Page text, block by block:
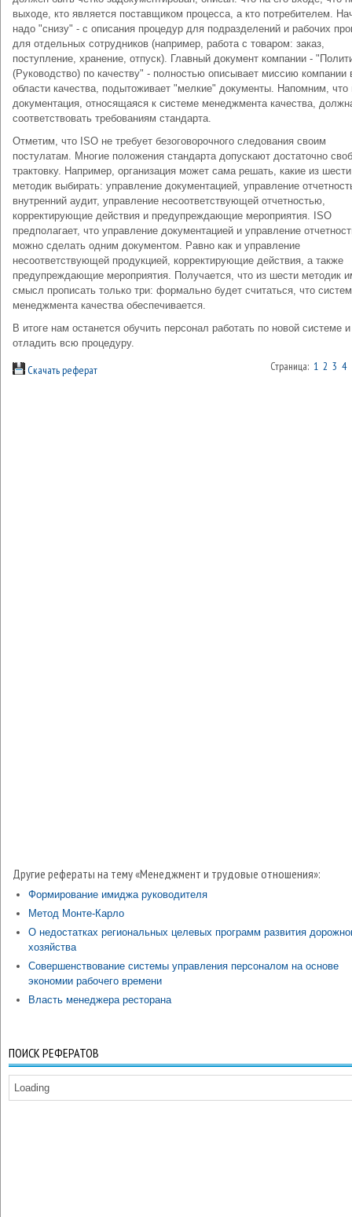
выходе, кто является поставщиком процесса, а кто потребителем.
надо "снизу" - с описания процедур для подразделений и рабочих
для отдельных сотрудников (например, работа с товаром: заказ,
поступление, хранение, отпуск). Главный документ компании -
(Руководство) по качеству" - полностью описывает миссию компании
области качества, подытоживает "мелкие" документы. Напомним, что
документация, относящаяся к системе менеджмента качества,
соответствовать требованиям стандарта.
Отметим, что ISO не требует безоговорочного следования своим
постулатам. Многие положения стандарта допускают достаточно
трактовку. Например, организация может сама решать, какие из шести
методик выбирать: управление документацией, управление
внутренний аудит, управление несоответствующей отчетностью,
корректирующие действия и предупреждающие мероприятия. ISO
предполагает, что управление документацией и управление
можно сделать одним документом. Равно как и управление
несоответствующей продукцией, корректирующие действия, а также
предупреждающие мероприятия. Получается, что из шести методик
смысл прописать только три: формально будет считаться, что
менеджмента качества обеспечивается.
В итоге нам останется обучить персонал работать по новой системе и
отладить всю процедуру.
Скачать реферат Страница: 1 2 3 4
Другие рефераты на тему «Менеджмент и трудовые отношения»:
Формирование имиджа руководителя
Метод Монте-Карло
О недостатках региональных целевых программ развития
хозяйства
Совершенствование системы управления персоналом на основе
экономии рабочего времени
Власть менеджера ресторана
ПОИСК РЕФЕРАТОВ
Loading